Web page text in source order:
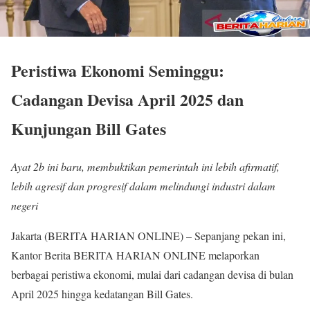
Peristiwa Ekonomi Seminggu:
Cadangan Devisa April 2025 dan
Kunjungan Bill Gates
Ayat 2b ini baru, membuktikan pemerintah ini lebih afirmatif,
lebih agresif dan progresif dalam melindungi industri dalam
negeri
Jakarta (BERITA HARIAN ONLINE) – Sepanjang pekan ini,
Kantor Berita BERITA HARIAN ONLINE melaporkan
berbagai peristiwa ekonomi, mulai dari cadangan devisa di bulan
April 2025 hingga kedatangan Bill Gates.